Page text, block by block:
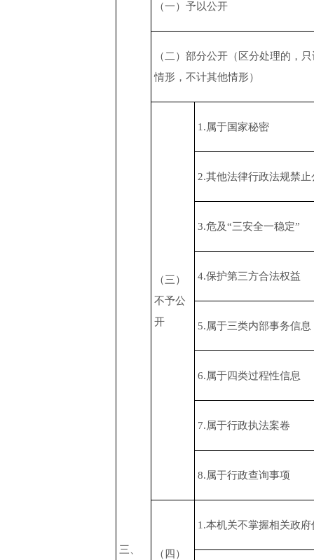
三、
（一）予以公开
（二）部分公开（区分处理的，
情形，不计其他情形）
（三）
不予公
开
1.属于国家秘密
2.其他法律行政法规禁止
3.危及“三安全一稳定”
4.保护第三方合法权益
5.属于三类内部事务信息
6.属于四类过程性信息
7.属于行政执法案卷
8.属于行政查询事项
（四）
1.本机关不掌握相关政府